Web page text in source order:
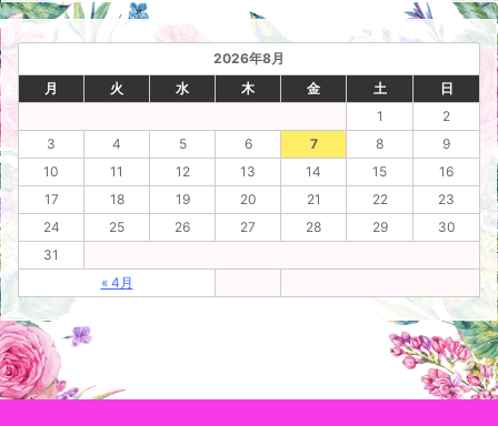
2026年8月
月
火 水 木 金 土 日
« 4月
1
2
3
4 5 6 7 8
9
10
11 12 13 14 15
16
17
18 19 20 21 22
23
24
25 26 27 28 29
30
31